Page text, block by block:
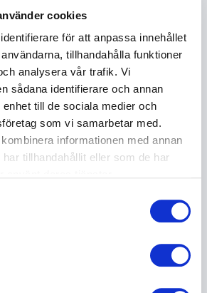
cookies
för att anpassa innehållet
tillhandahålla funktioner
analysera vår trafik. Vi
sådana identifierare och annan
till de sociala medier och
som vi samarbetar med.
informationen med annan
tillhandahållit eller som de har
till femton länder i Europa.
vuxit till över 11000 medarbetare
på över 30 procent. Bolaget
på nya marknader och fortsatt
veterinärvården. En av
har varit att utveckla och
verksamhetsmodell i hela Europa.
i centrum och skapar
för effektivitet och
övertygelsen att medarbetarna
kvalitet, engagemang och
för ditt event